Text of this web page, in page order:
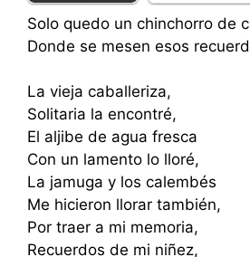
Solo quedo un chinchorro de
Donde se mesen esos
La vieja caballeriza,
Solitaria la encontré,
El aljibe de agua fresca
Con un lamento lo lloré,
La jamuga y los calembés
Me hicieron llorar también,
Por traer a mi memoria,
Recuerdos de mi niñez,